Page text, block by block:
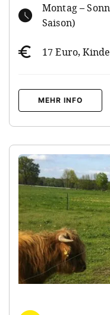
Montag –
Saison)
17 Euro,
MEHR INFO